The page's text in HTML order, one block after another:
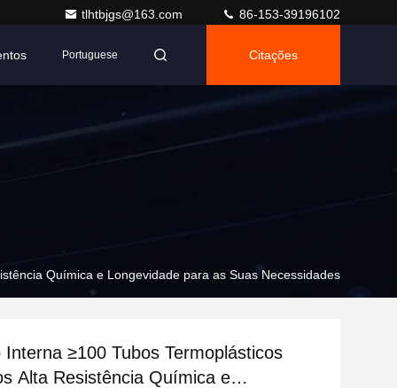
tlhtbjgs@163.com 86-153-39196102
Portuguese Citações
Química e Longevidade para as Suas Necessidades
Interna ≥100 Tubos Termoplásticos
Alta Resistência Química e